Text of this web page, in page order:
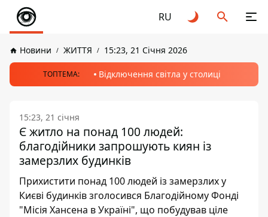
RU
Новини ЖИТТЯ 15:23, 21 Січня 2026
ТОПТЕМА: Відключення світла у столиці
15:23, 21 січня
Є житло на понад 100 людей:
благодійники запрошують киян із
замерзлих будинків
Прихистити понад 100 людей із замерзлих у
Києві будинків зголосився Благодійному Фонді
"Місія Хансена в Україні", що побудував ціле